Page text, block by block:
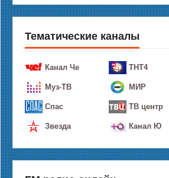
Тематические каналы
Канал Че
Муз-ТВ
Спас
Звезда
ТНТ4
МИР
ТВ центр
Канал Ю